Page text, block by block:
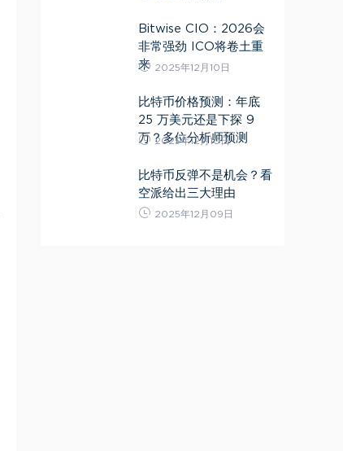
Bitwise CIO：2026会
非常强劲 ICO将卷土重
来 2025年12月10日
比特币价格预测：年底
25 万美元还是下探 9
万？多位分析师预测
2025年12月10日
比特币反弹不是机会？看
空派给出三大理由
2025年12月09日